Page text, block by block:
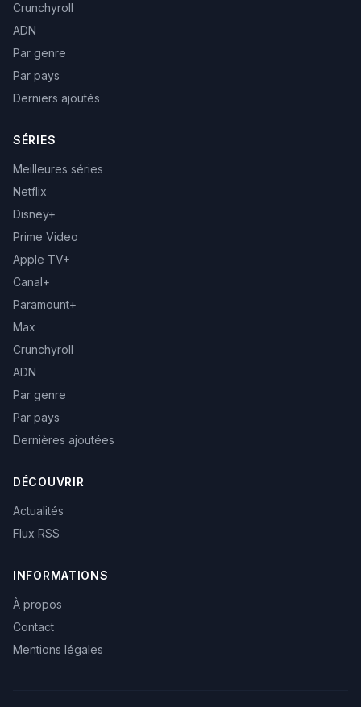
Crunchyroll
ADN
Par genre
Par pays
Derniers ajoutés
SÉRIES
Meilleures séries
Netflix
Disney+
Prime Video
Apple TV+
Canal+
Paramount+
Max
Crunchyroll
ADN
Par genre
Par pays
Dernières ajoutées
DÉCOUVRIR
Actualités
Flux RSS
INFORMATIONS
À propos
Contact
Mentions légales